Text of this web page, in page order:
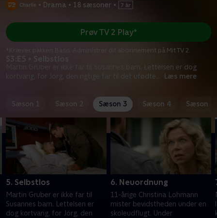
• Drama • 18 sæsoner •
Martin Gruber er ikke far til Susannes barn. Lettelsen er dog
kortvarig, for Jörg, den rigtige far til det ufødte... Læs mere
Prøv TV 2 Play*
*Kræver pakken Basis. Administrer dit abonnement på Mit TV 2.
Sæson 1 Sæson 2 Sæson 3 Sæson 4 Sæson 5
5. Selbstlos
Martin Gruber er ikke far til
Susannes barn. Lettelsen er
dog kortvarig, for Jörg, den
6. Neuordnung
11-årige Christina Lohmann
mister bevidstheden under en
skoleudflugt. Under